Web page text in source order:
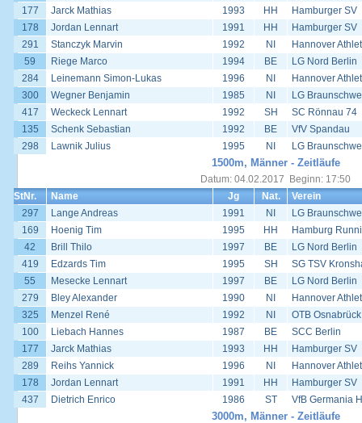
177
Jarck Mathias 1993 HH
Hamburger SV
178
Jordan Lennart 1991 HH
Hamburger SV
291
Stanczyk Marvin 1992 NI
Hannover
59
Riege Marco 1994 BE
LG Nord Berlin
284
Leinemann Simon-Lukas 1996 NI
Hannover
300
Wegner Benjamin 1985 NI
LG
417
Weckeck Lennart 1992 SH
SC Rönnau 74
135
Schenk Sebastian 1992 BE
VfV Spandau
298
Lawnik Julius 1995 NI LG
1500m, Männer - Zeitläufe
Datum: 04.02.2017 Beginn: 17:50
StNr.
Name Jg Nat.
Verein
297
Lange Andreas 1991 NI
LG
169
Hoenig Tim 1995 HH
Hamburg
42
Brill Thilo 1997 BE
LG Nord Berlin
419
Edzards Tim 1995 SH
SG TSV
55
Mesecke Lennart 1997 BE
LG Nord Berlin
279
Bley Alexander 1990 NI
Hannover
325
Menzel René 1992 NI
OTB Osnabrück
100
Liebach Hannes 1987 BE
SCC Berlin
177
Jarck Mathias 1993 HH
Hamburger SV
289
Reihs Yannick 1996 NI
Hannover
178
Jordan Lennart 1991 HH
Hamburger SV
437
Dietrich Enrico 1986 ST VfB Germania
3000m, Männer - Zeitläufe